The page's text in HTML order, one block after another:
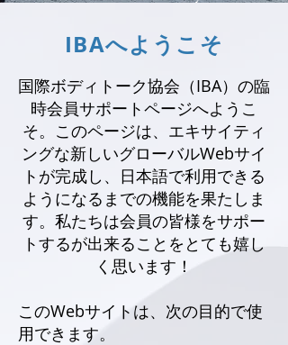
IBAへようこそ
国際ボディトーク協会（IBA）の臨
時会員サポートページへようこ
そ。このページは、エキサイティ
ングな新しいグローバルWebサイ
トが完成し、日本語で利用できる
ようになるまでの機能を果たしま
す。私たちは会員の皆様をサポー
トするが出来ることをとても嬉し
く思います！
このWebサイトは、次の目的で使
用できます。